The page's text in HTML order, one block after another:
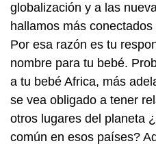
globalización y a las
hallamos más
Por esa razón es tu
nombre para tu bebé.
a tu bebé Africa, más
se vea obligado a tener
otros lugares del planeta
común en esos países?